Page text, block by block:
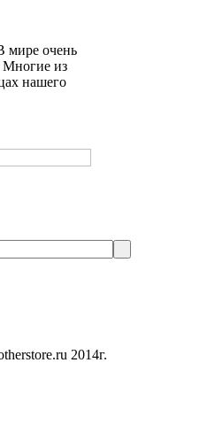
мире очень
Многие из
нашего
2014г.